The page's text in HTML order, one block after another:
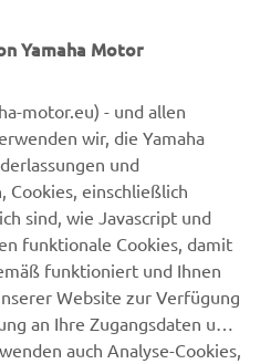
Motor-Garantie“ ist eine
der WAKAM
die von den Yamaha
vermittelt wird
Yamaha Motor
motor.eu) - und allen
wir, die Yamaha
und
einschließlich
sind, wie Javascript und
funktionale Cookies, damit
funktioniert und Ihnen
Website zur Verfügung
an Ihre Zugangsdaten und
auch Analyse-Cookies,